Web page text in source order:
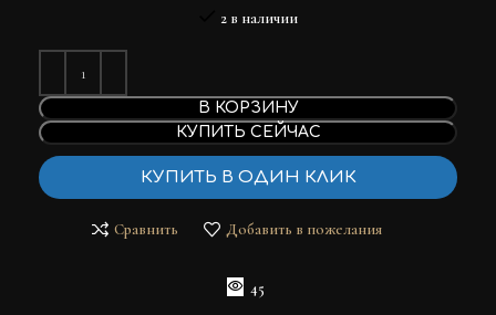
2 в наличии
В КОРЗИНУ
КУПИТЬ СЕЙЧАС
КУПИТЬ В ОДИН КЛИК
Сравнить Добавить в пожелания
45